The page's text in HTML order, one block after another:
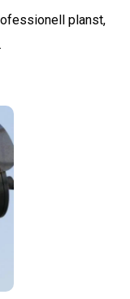
planst,